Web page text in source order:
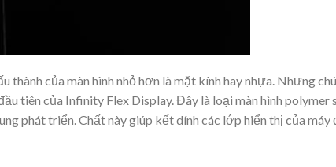
của màn hình nhỏ hơn là mặt kính hay nhựa. Nhưng
tiên của Infinity Flex Display. Đây là loại màn hình polymer
phát triển. Chất này giúp kết dính các lớp hiển thị của máy